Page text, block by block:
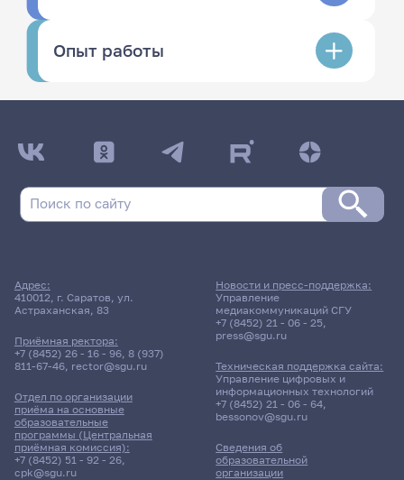
Опыт работы
Адрес:
410012, г. Саратов, ул.
Астраханская, 83
Приёмная ректора:
+7 (8452) 26 - 16 - 96, 8 (937)
811-67-46, rector@sgu.ru
Отдел по организации
приёма на основные
образовательные
программы (Центральная
приёмная комиссия):
+7 (8452) 51 - 92 - 26,
cpk@sgu.ru
Сведения об
образовательной
организации
Новости и пресс-поддержка:
Управление
медиакоммуникаций СГУ
+7 (8452) 21 - 06 - 25,
press@sgu.ru
Техническая поддержка сайта:
Управление цифровых и
информационных технологий
+7 (8452) 21 - 06 - 64,
bessonov@sgu.ru